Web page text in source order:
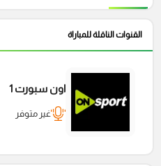
القنوات الناقلة للمباراة
اون سبورت 1
غير متوفر